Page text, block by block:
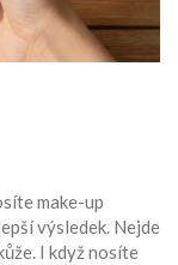
make-up
výsledek. Nejde
I když nosíte